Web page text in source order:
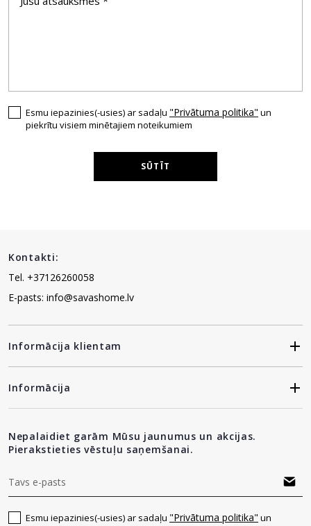
Esmu iepazinies(-usies) ar sadaļu "Privātuma politika" un
piekrītu visiem minētajiem noteikumiem
SŪTĪT
Kontakti:
Tel. +37126260058
E-pasts: info@savashome.lv
Informācija klientam
Informācija
Nepalaidiet garām Mūsu jaunumus un akcijas.
Pierakstieties vēstuļu saņemšanai.
Esmu iepazinies(-usies) ar sadaļu "Privātuma politika" un